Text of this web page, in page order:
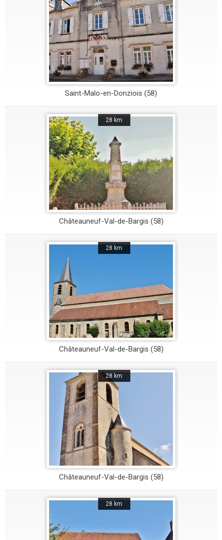
Saint-Malo-en-Donziois (58)
28 km
Châteauneuf-Val-de-Bargis (58)
28 km
Châteauneuf-Val-de-Bargis (58)
28 km
Châteauneuf-Val-de-Bargis (58)
28 km